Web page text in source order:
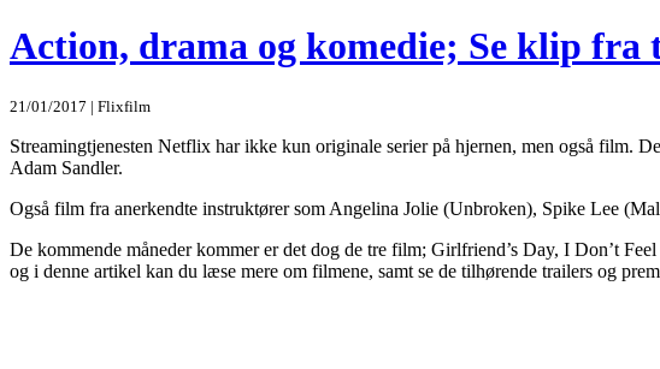
Action, drama og komedie; Se klip
21/01/2017 | Flixfilm
Streamingtjenesten Netflix har ikke kun originale serier på hjernen, men også film.
Adam Sandler.
Også film fra anerkendte instruktører som Angelina Jolie (Unbroken), Spike Lee
De kommende måneder kommer er det dog de tre film; Girlfriend’s Day, I Don’t
og i denne artikel kan du læse mere om filmene, samt se de tilhørende trailers og